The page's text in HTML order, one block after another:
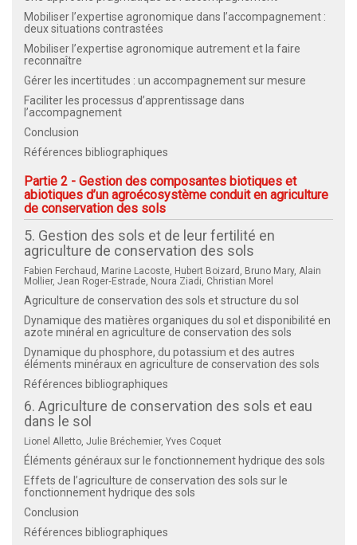
Mobiliser l’expertise agronomique dans l’accompagnement :
deux situations contrastées
Mobiliser l’expertise agronomique autrement et la faire
reconnaître
Gérer les incertitudes : un accompagnement sur mesure
Faciliter les processus d’apprentissage dans
l’accompagnement
Conclusion
Références bibliographiques
Partie 2 - Gestion des composantes biotiques et
abiotiques d’un agroécosystème conduit en agriculture
de conservation des sols
5. Gestion des sols et de leur fertilité en
agriculture de conservation des sols
Fabien Ferchaud, Marine Lacoste, Hubert Boizard, Bruno Mary, Alain
Mollier, Jean Roger‑Estrade, Noura Ziadi, Christian Morel
Agriculture de conservation des sols et structure du sol
Dynamique des matières organiques du sol et disponibilité en
azote minéral en agriculture de conservation des sols
Dynamique du phosphore, du potassium et des autres
éléments minéraux en agriculture de conservation des sols
Références bibliographiques
6. Agriculture de conservation des sols et eau
dans le sol
Lionel Alletto, Julie Bréchemier, Yves Coquet
Éléments généraux sur le fonctionnement hydrique des sols
Effets de l’agriculture de conservation des sols sur le
fonctionnement hydrique des sols
Conclusion
Références bibliographiques